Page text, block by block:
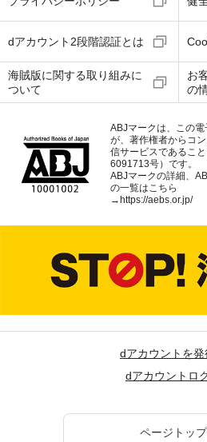
dアカウント2段階認証とは
海賊版に関する取り組みに
ついて
お
の
ABJマークは、この
が、著作権者からコ
信サービスであるこ
6091713号）です。
ABJマークの詳細、
の一覧はこちら
→ https://aebs.or.jp/
dアカウントを発
dアカウントロ
ページトッ